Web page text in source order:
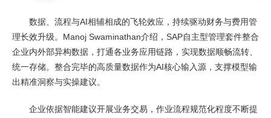
数据、流程与AI相辅相成的飞轮效应，持续驱动财务与费用管
理长效升级。Manoj Swaminathan介绍，SAP自主型管理套件整合
企业内外部异构数据，打通各业务应用链路，实现数据顺畅流转、
统一存储。整合完毕的高质量数据作为AI核心输入源，支撑模型输
出精准洞察与实操建议。
企业依据智能建议开展业务交易，作业流程规范化程度不断提